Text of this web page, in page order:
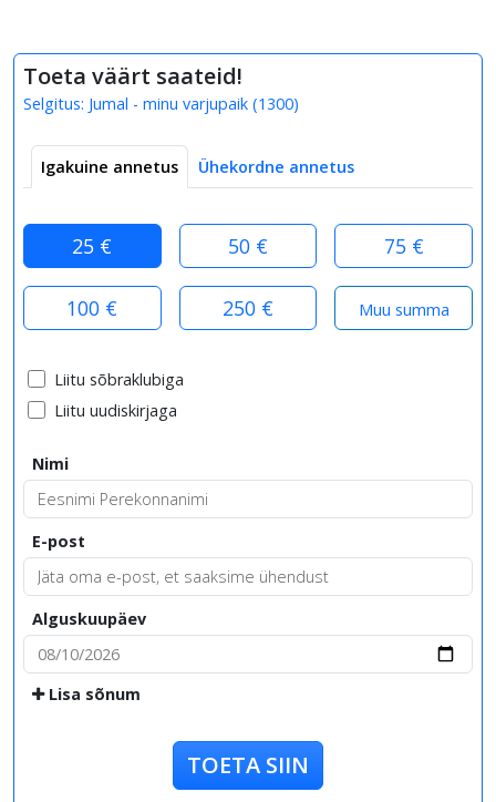
Toeta väärt saateid!
Selgitus: Jumal - minu varjupaik (1300)
Igakuine annetus Ühekordne annetus
25 € 50 € 75 €
100 € 250 €
Liitu sõbraklubiga
Liitu uudiskirjaga
Nimi
E-post
Alguskuupäev
Lisa sõnum
TOETA SIIN